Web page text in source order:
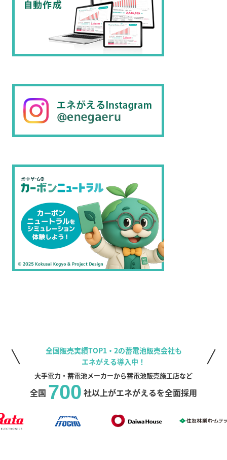
全国販売実績TOP1・2の蓄電池販売会社も
エネがえる導入中！
大手電力・蓄電池メーカーから蓄電池販売施工店など
全国 700 社以上がエネがえるを全面採用